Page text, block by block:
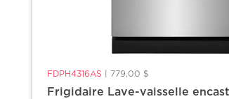
FDPH4316AS 779,00 $
Frigidaire Lave-vaisselle